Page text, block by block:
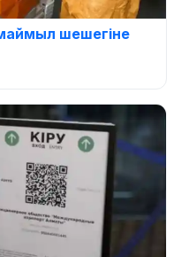
шешегіне